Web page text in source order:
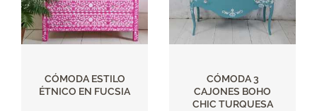
CÓMODA ESTILO
ÉTNICO EN FUCSIA
CÓMODA 3
CAJONES BOHO
CHIC TURQUESA